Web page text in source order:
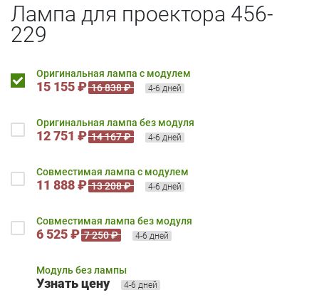
Лампа для проектора 456-
229
Оригинальная лампа с модулем
15 155 ₽ 16 838 ₽ 4-6 дней
Оригинальная лампа без модуля
12 751 ₽ 14 167 ₽ 4-6 дней
Совместимая лампа с модулем
11 888 ₽ 13 208 ₽ 4-6 дней
Совместимая лампа без модуля
6 525 ₽ 7 250 ₽ 4-6 дней
Модуль без лампы
Узнать цену 4-6 дней